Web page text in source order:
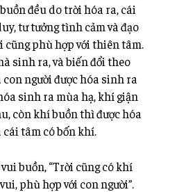
đều do trời hóa ra, cái
tư tưởng tình cảm và đạo
cũng phù hợp với thiên tâm.
sinh ra, và biến đổi theo
người được hóa sinh ra
sinh ra mùa hạ, khí giận
còn khí buồn thì được hóa
tâm có bốn khí.
buồn, “Trời cũng có khí
phù hợp với con người”.